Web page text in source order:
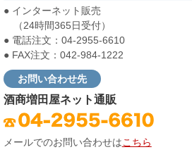
● インターネット販売
（24時間365日受付）
● 電話注文：04-2955-6610
● FAX注文：042-984-1222
お問い合わせ先
酒商増田屋ネット通販
メールでのお問い合わせはこちら